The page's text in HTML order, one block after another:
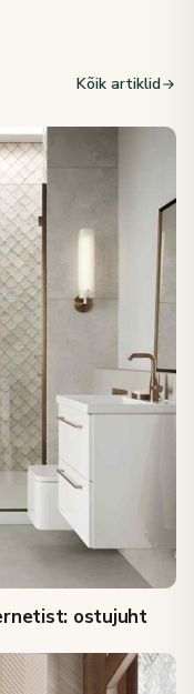
Kõik artiklid
ostujuht